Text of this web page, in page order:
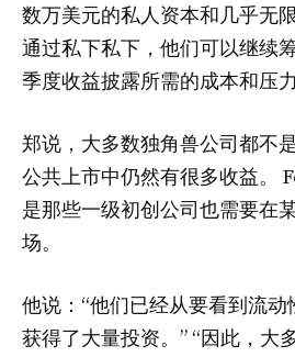
数万美元的私人资本和几乎无
通过私下私下，他们可以继续
季度收益披露所需的成本和压力
郑说，大多数独角兽公司都不
公共上市中仍然有很多收益。
是那些一级初创公司也需要在
场。
他说：“他们已经从要看到流
获得了大量投资。” “因此，大